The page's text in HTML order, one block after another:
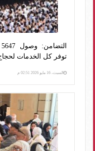
توفر كل الخدمات لحجاج
السبت، 16 مايو 2026 02:51 م